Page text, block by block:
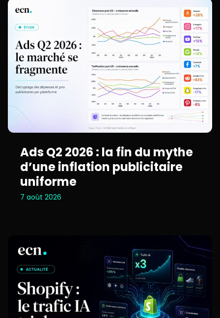
Ads Q2 2026 : la fin du mythe
d’une inflation publicitaire
uniforme
7 août 2026